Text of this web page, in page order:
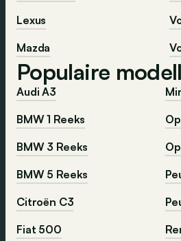
Lexus
Mazda
Populaire
Audi A3
BMW 1 Reeks
BMW 3 Reeks
BMW 5 Reeks
Citroën C3
Fiat 500